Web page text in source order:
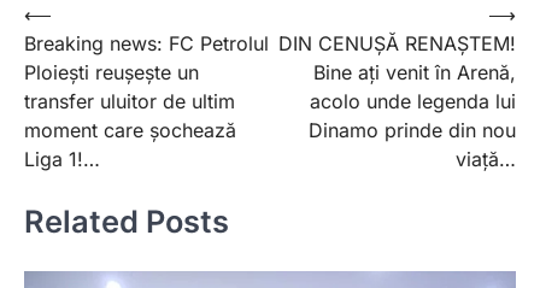
Post
navigation
⟵
Breaking news: FC Petrolul
Ploiești reușește un
transfer uluitor de ultim
moment care șochează
Liga 1!…
DIN CENUȘĂ RENAȘTEM!
Bine ați venit în Arenă,
acolo unde legenda lui
Dinamo prinde din nou
viață…
⟶
Related Posts